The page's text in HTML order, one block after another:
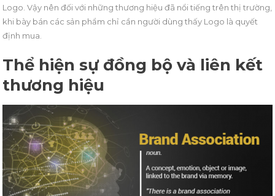
Logo. Vậy nên đối với những thương hiệu đã nổi tiếng trên thị trường,
khi bày bán các sản phẩm chỉ cần người dùng thấy Logo là quyết
định mua.
Thể hiện sự đồng bộ và liên kết
thương hiệu